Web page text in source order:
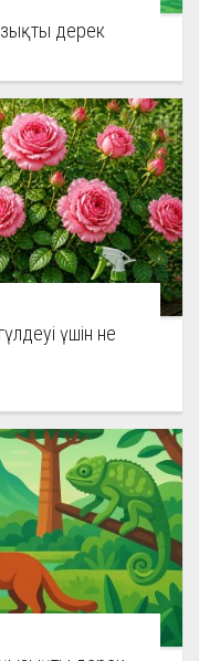
дерек
үшін не